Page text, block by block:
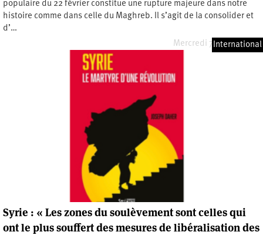
populaire du 22 février constitue une rupture majeure dans notre
histoire comme dans celle du Maghreb. Il s’agit de la consolider et
d’…
Mercredi 7 janvier 2026
International
Syrie : « Les zones du soulèvement sont celles qui
ont le plus souffert des mesures de libéralisation des